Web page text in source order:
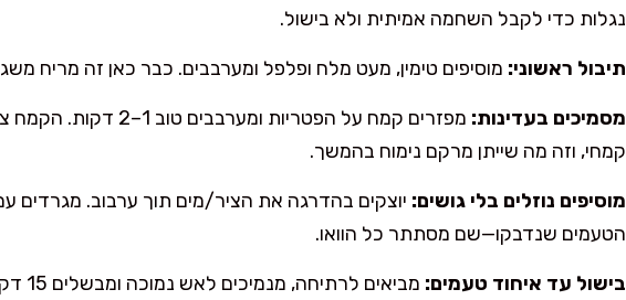
נגלות כדי לקבל השחמה אמיתית ולא בישול.
תיבול ראשוני: מוסיפים טימין, מעט מלח ופלפל ומערבבים. כבר כאן זה מריח
מסמיכים בעדינות:
מפזרים קמח על הפטריות
קמחי, וזה מה שייתן מרקם נימוח בהמשך.
מוסיפים נוזלים בלי גושים: יוצקים בהדרגה את הציר/מים תוך ערבוב.
הטעמים שנדבקו—שם מסתתר כל הוואו.
בישול עד איחוד טעמים: מביאים לרתיחה, מנמיכים לאש נמוכה ומבשלים 15 דקות. המרק כבר יהיה סמיך ועדין.